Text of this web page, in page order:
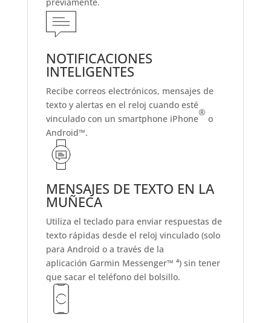
NOTIFICACIONES
INTELIGENTES
Recibe correos electrónicos, mensajes de
texto y alertas en el reloj cuando esté
vinculado con un smartphone iPhone
®
o
Android™.
MENSAJES DE TEXTO EN LA
MUÑECA
Utiliza el teclado para enviar respuestas de
texto rápidas desde el reloj vinculado (solo
para Android o a través de la
aplicación Garmin Messenger™ ⁴) sin tener
que sacar el teléfono del bolsillo.